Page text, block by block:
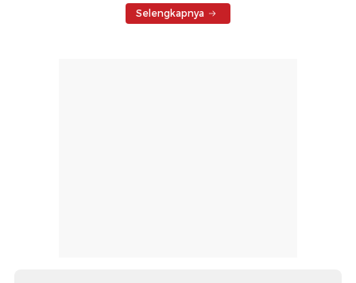
Selengkapnya